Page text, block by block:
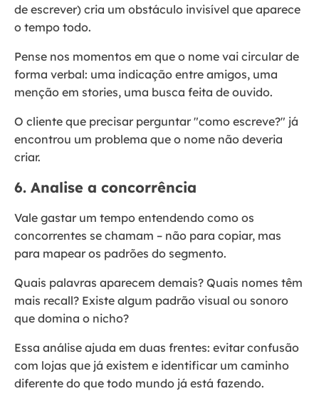
de escrever) cria um obstáculo invisível que aparece
o tempo todo.
Pense nos momentos em que o nome vai circular de
forma verbal: uma indicação entre amigos, uma
menção em stories, uma busca feita de ouvido.
O cliente que precisar perguntar "como escreve?" já
encontrou um problema que o nome não deveria
criar.
6. Analise a concorrência
Vale gastar um tempo entendendo como os
concorrentes se chamam – não para copiar, mas
para mapear os padrões do segmento.
Quais palavras aparecem demais? Quais nomes têm
mais recall? Existe algum padrão visual ou sonoro
que domina o nicho?
Essa análise ajuda em duas frentes: evitar confusão
com lojas que já existem e identificar um caminho
diferente do que todo mundo já está fazendo.